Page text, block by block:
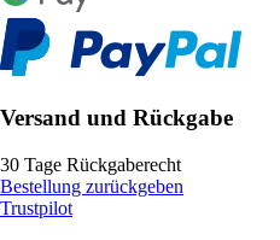
Versand und Rückgabe
30 Tage Rückgaberecht
Bestellung zurückgeben
Trustpilot